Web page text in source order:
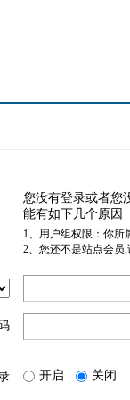
您没有登录或者您
能有如下几个原因
1、用户组权限：你所
2、您还不是站点会员
开启 关闭